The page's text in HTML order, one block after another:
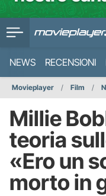
NEWS RECENSIONI
Movieplayer Film
Millie
teoria
«Ero un
morto in